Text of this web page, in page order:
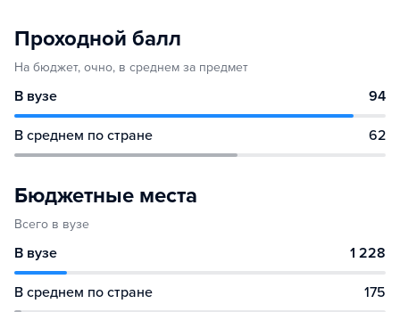
Проходной балл
На бюджет, очно, в среднем за предмет
В вузе 94
В среднем по стране 62
Бюджетные места
Всего в вузе
В вузе 1 228
В среднем по стране 175